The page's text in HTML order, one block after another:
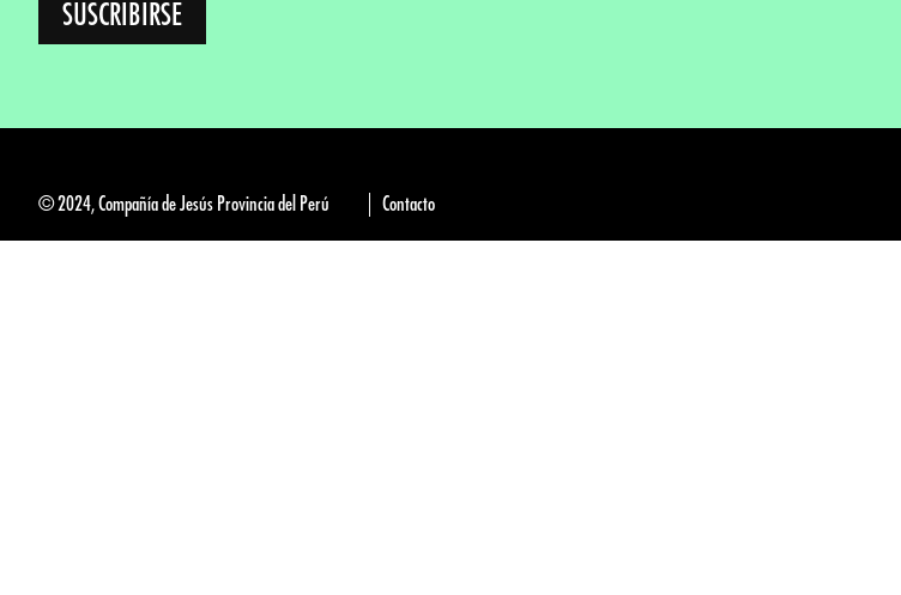
© 2024, Compañía de Jesús Provincia del Perú Contacto